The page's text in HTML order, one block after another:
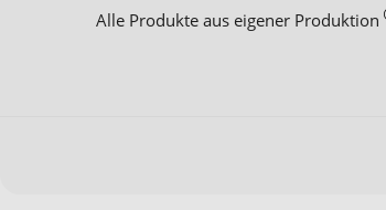
Alle Produkte aus eigener Produktion